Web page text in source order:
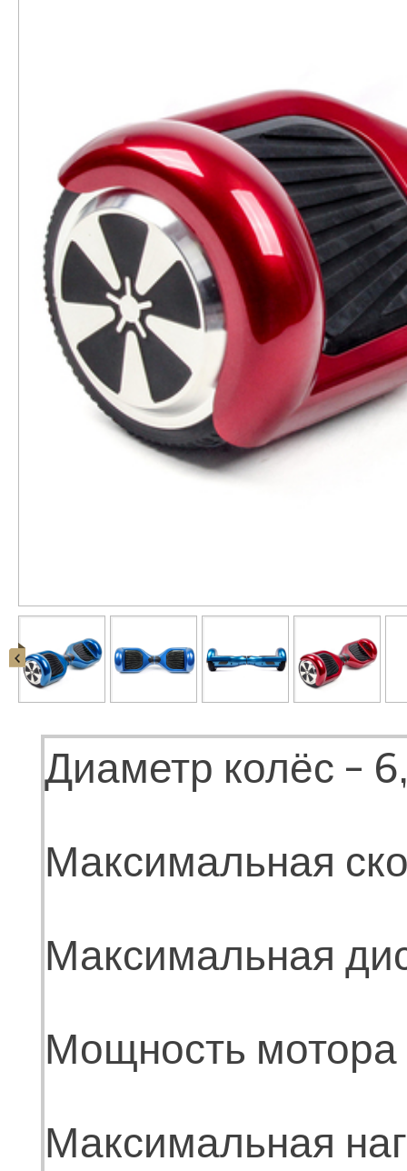
Диаметр колёс -
Максимальная
Максимальная
Мощность
Максимальная